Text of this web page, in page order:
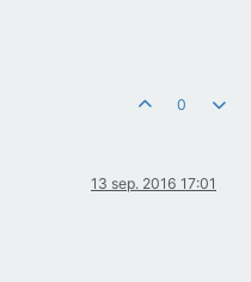
0
13 sep. 2016 17:01